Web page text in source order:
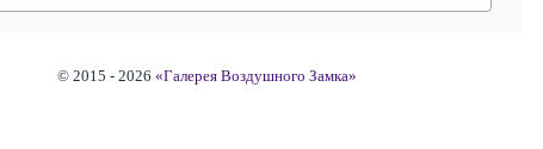
© 2015 - 2026«Галерея Воздушного Замка»